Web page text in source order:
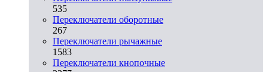
535
Переключатели оборотные
267
Переключатели рычажные
1583
Переключатели кнопочные